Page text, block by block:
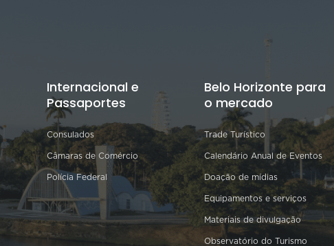
Internacional e
Passaportes
Consulados
Câmaras de Comércio
Polícia Federal
Belo Horizonte para
o mercado
Trade Turístico
Calendário Anual de Eventos
Doação de mídias
Equipamentos e serviços
Materiais de divulgação
Observatório do Turismo